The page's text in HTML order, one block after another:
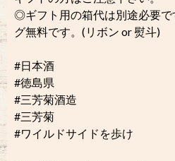
◎ギフト用の箱代は別途必要で
グ無料です。(リボン or 熨斗)
#日本酒
#徳島県
#三芳菊酒造
#三芳菊
#ワイルドサイドを歩け